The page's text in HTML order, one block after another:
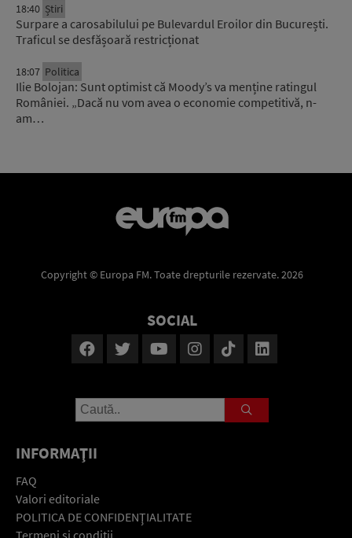
18:40 Știri
Surpare a carosabilului pe Bulevardul Eroilor din București.
Traficul se desfășoară restricționat
18:07 Politica
Ilie Bolojan: Sunt optimist că Moody’s va menține ratingul
României. „Dacă nu vom avea o economie competitivă, n-
am…
Copyright © Europa FM. Toate drepturile rezervate. 2026
SOCIAL
INFORMAŢII
FAQ
Valori editoriale
POLITICA DE CONFIDENŢIALITATE
Termeni şi condiţii